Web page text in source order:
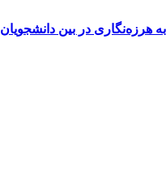
هرزه‌نگاری در بین دانشجویان